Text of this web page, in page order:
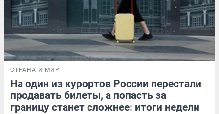
СТРАНА И МИР
На один из курортов России перестали
продавать билеты, а попасть за
границу станет сложнее: итоги недели